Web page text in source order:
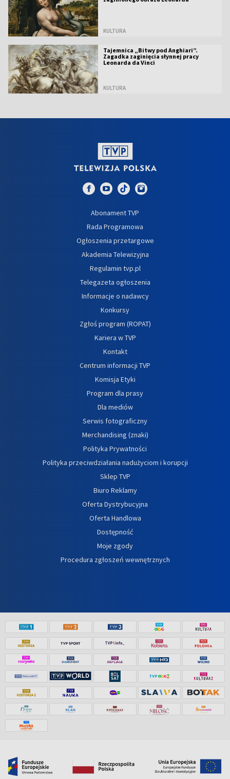
KULTURA
Tajemnica „Bitwy pod Anghiari”.
Zagadka zaginięcia słynnej pracy
Leonarda da Vinci
KULTURA
Abonament TVP
Rada Programowa
Ogłoszenia przetargowe
Akademia Telewizyjna
Regulamin tvp.pl
Telegazeta ogłoszenia
Informacje o nadawcy
Konkursy
Zgłoś program (ROPAT)
Kariera w TVP
Kontakt
Centrum informacji TVP
Komisja Etyki
Program dla prasy
Dla mediów
Serwis fotograficzny
Merchandising (znaki)
Polityka Prywatności
Polityka przeciwdziałania nadużyciom i korupcji
Sklep TVP
Biuro Reklamy
Oferta Dystrybucyjna
Oferta Handlowa
Dostępność
Moje zgody
Procedura zgłoszeń wewnętrznych